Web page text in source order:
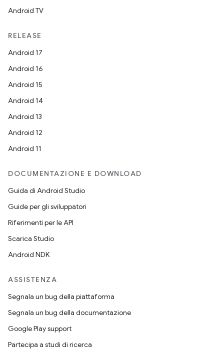
Android TV
RELEASE
Android 17
Android 16
Android 15
Android 14
Android 13
Android 12
Android 11
DOCUMENTAZIONE E DOWNLOAD
Guida di Android Studio
Guide per gli sviluppatori
Riferimenti per le API
Scarica Studio
Android NDK
ASSISTENZA
Segnala un bug della piattaforma
Segnala un bug della documentazione
Google Play support
Partecipa a studi di ricerca